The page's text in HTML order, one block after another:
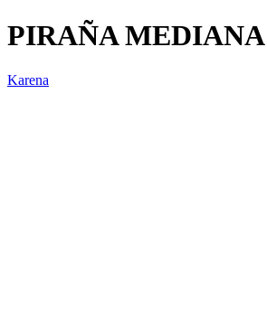
PIRAÑA MEDIANA
Karena